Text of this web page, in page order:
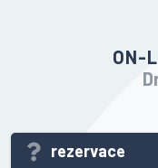
ON-
rezervace